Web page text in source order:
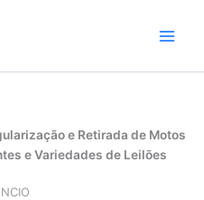
e Retirada de Motos
e Variedades de Leilões